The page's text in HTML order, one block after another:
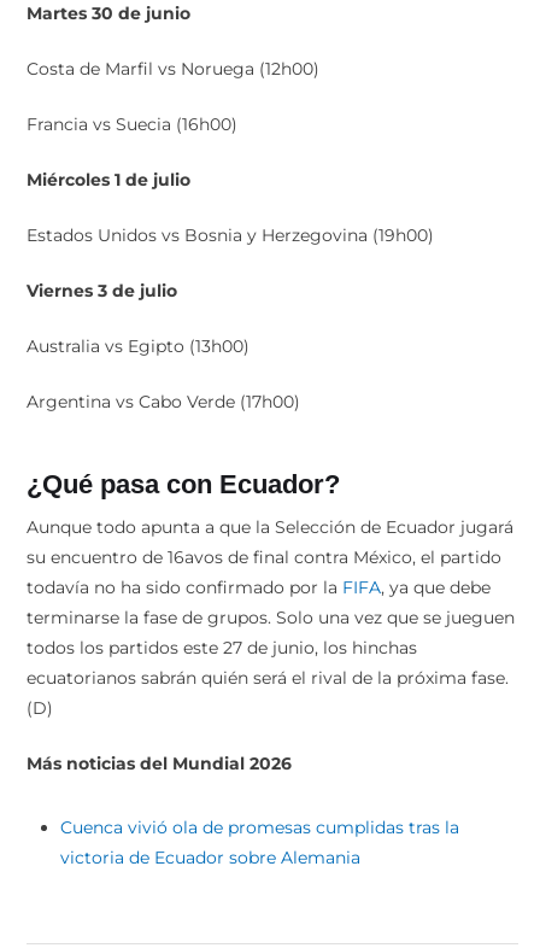
Martes 30 de junio
Costa de Marfil vs Noruega (12h00)
Francia vs Suecia (16h00)
Miércoles 1 de julio
Estados Unidos vs Bosnia y Herzegovina (19h00)
Viernes 3 de julio
Australia vs Egipto (13h00)
Argentina vs Cabo Verde (17h00)
¿Qué pasa con Ecuador?
Aunque todo apunta a que la Selección de Ecuador jugará
su encuentro de 16avos de final contra México, el partido
todavía no ha sido confirmado por la FIFA, ya que debe
terminarse la fase de grupos. Solo una vez que se jueguen
todos los partidos este 27 de junio, los hinchas
ecuatorianos sabrán quién será el rival de la próxima fase.
(D)
Más noticias del Mundial 2026
Cuenca vivió ola de promesas cumplidas tras la
victoria de Ecuador sobre Alemania